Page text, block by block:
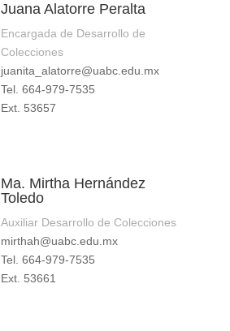
Juana Alatorre Peralta
Encargada de Desarrollo de
Colecciones
juanita_alatorre@uabc.edu.mx
Tel. 664-979-7535
Ext. 53657
Ma. Mirtha Hernández
Toledo
Auxiliar Desarrollo de Colecciones
mirthah@uabc.edu.mx
Tel. 664-979-7535
Ext. 53661